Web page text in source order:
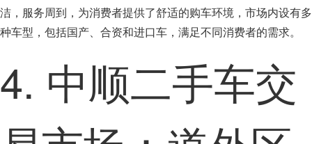
洁，服务周到，为消费者提供了舒适的购车环境，市场内设有多
种车型，包括国产、合资和进口车，满足不同消费者的需求。
4. 中顺二手车交